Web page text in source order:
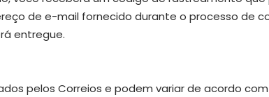
de e-mail fornecido durante o processo
entregue.
pelos Correios e podem variar de acordo